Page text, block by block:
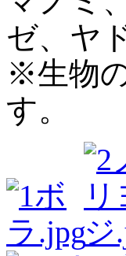
ゼ、ヤ
※生物
す。